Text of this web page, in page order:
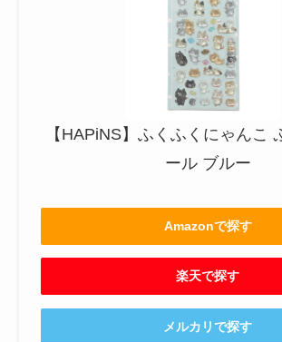
【HAPiNS】ふくふくにゃんこ
ール ブルー
Amazonで探す
楽天で探す
メルカリで探す